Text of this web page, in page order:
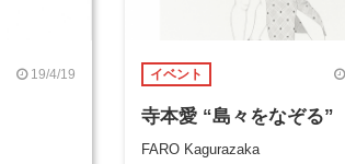
19/4/19 イベント
寺本愛 “島々をなぞる”
FARO Kagurazaka